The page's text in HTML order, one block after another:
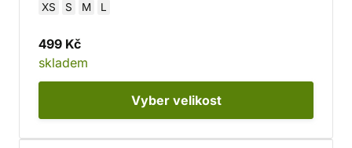
XS S M L
499 Kč
skladem
Vyber velikost